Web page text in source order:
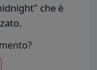
che è